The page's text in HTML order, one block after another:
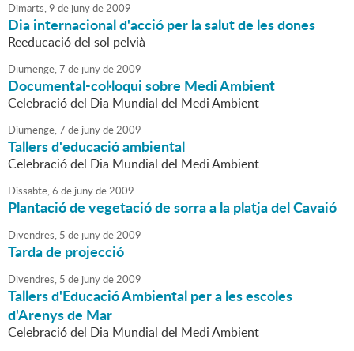
Dimarts,9 de junyde2009
Dia internacional d'acció per la salut de les dones
Reeducació del sol pelvià
Diumenge,7 de junyde2009
Documental-col·loqui sobre Medi Ambient
Celebració del Dia Mundial del Medi Ambient
Diumenge,7 de junyde2009
Tallers d'educació ambiental
Celebració del Dia Mundial del Medi Ambient
Dissabte,6 de junyde2009
Plantació de vegetació de sorra a la platja del Cavaió
Divendres, 5 de junyde2009
Tarda de projecció
Divendres, 5 de junyde2009
Tallers d'Educació Ambiental per a les escoles
d'Arenys de Mar
Celebració del Dia Mundial del Medi Ambient